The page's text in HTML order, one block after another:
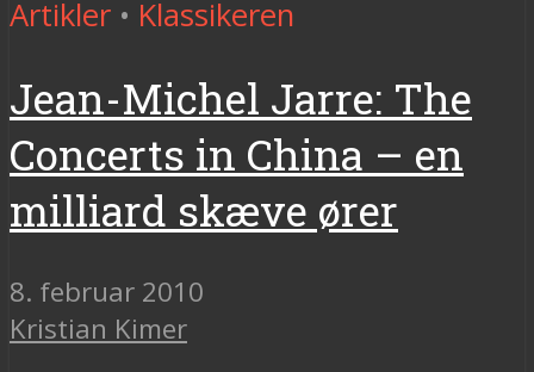
Artikler • Klassikeren
Jean-Michel Jarre: The
Concerts in China – en
milliard skæve ører
8. februar 2010
Kristian Kimer